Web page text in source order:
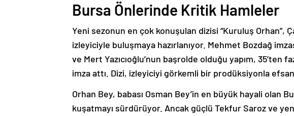
Bursa Önlerinde Kritik Hamleler
Yeni sezonun en çok konuşulan dizisi “Kuruluş Orhan”,
izleyiciyle buluşmaya hazırlanıyor. Mehmet Bozdağ
ve Mert Yazıcıoğlu’nun başrolde olduğu yapım, 35’ten
imza attı. Dizi, izleyiciyi görkemli bir prodüksiyonla
Orhan Bey, babası Osman Bey’in en büyük hayali olan
kuşatmayı sürdürüyor. Ancak güçlü Tekfur Saroz ve